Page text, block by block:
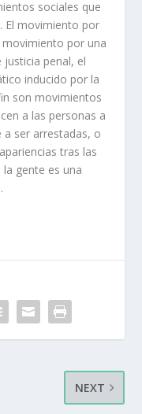
sociales que
El movimiento por
por una
penal, el
inducido por la
son movimientos
a las personas a
a ser arrestadas, o
tras las
gente es una
NEXT